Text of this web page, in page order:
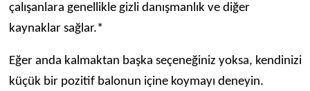
çalışanlara genellikle gizli danışmanlık ve diğer
kaynaklar sağlar.*
Eğer anda kalmaktan başka seçeneğiniz yoksa, kendinizi
küçük bir pozitif balonun içine koymayı deneyin.